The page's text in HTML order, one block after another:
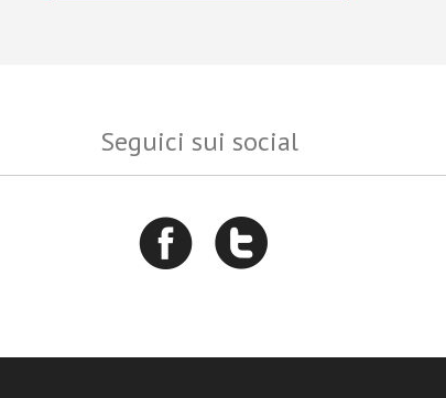
Seguici sui social